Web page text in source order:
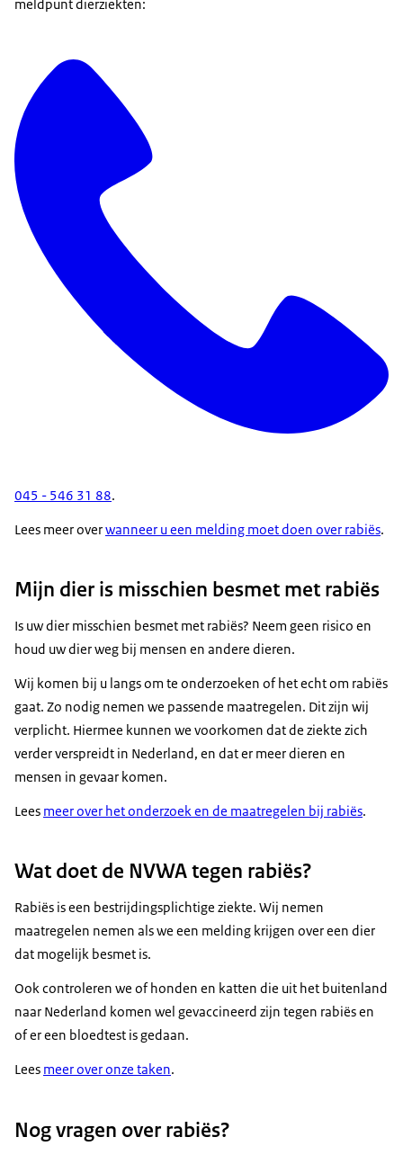
meldpunt dierziekten:
045 - 546 31 88.
Lees meer overwanneer u een melding moet doen over rabiës.
Mijn dier is misschien besmet met rabiës
Is uw dier misschien besmet met rabiës? Neem geen risico en
houd uw dier weg bij mensen en andere dieren.
Wij komen bij u langs om te onderzoeken of het echt om rabiës
gaat. Zo nodig nemen we passende maatregelen. Dit zijn wij
verplicht. Hiermee kunnen we voorkomen dat de ziekte zich
verder verspreidt in Nederland, en dat er meer dieren en
mensen in gevaar komen.
Lees meer over het onderzoek en de maatregelen bij rabiës.
Wat doet de NVWA tegen rabiës?
Rabiës is een bestrijdingsplichtige ziekte. Wij nemen
maatregelen nemen als we een melding krijgen over een dier
dat mogelijk besmet is.
Ook controleren we of honden en katten die uit het buitenland
naar Nederland komen wel gevaccineerd zijn tegen rabiës en
of er een bloedtest is gedaan.
Lees meer over onze taken.
Nog vragen over rabiës?